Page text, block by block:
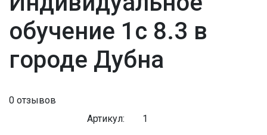
обучение 1с 8.3 в
городе Дубна
0 отзывов
Артикул:
1